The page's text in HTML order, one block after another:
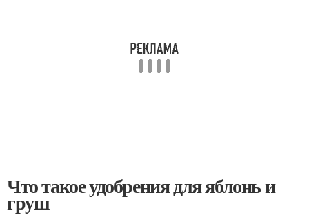
Что такое удобрения для яблонь и
груш